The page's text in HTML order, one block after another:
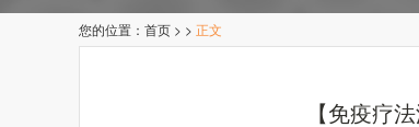
您的位置： 首页 > > 正文
【免疫疗